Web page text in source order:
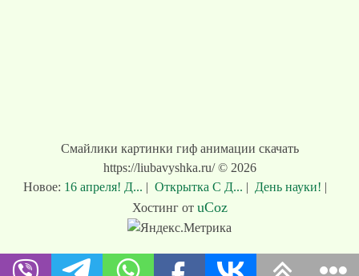
Смайлики картинки гиф анимации скачать
https://liubavyshka.ru/ © 2026
Новое: 16 апреля! Д... | Открытка С Д... | День науки! |
Хостинг от uCoz